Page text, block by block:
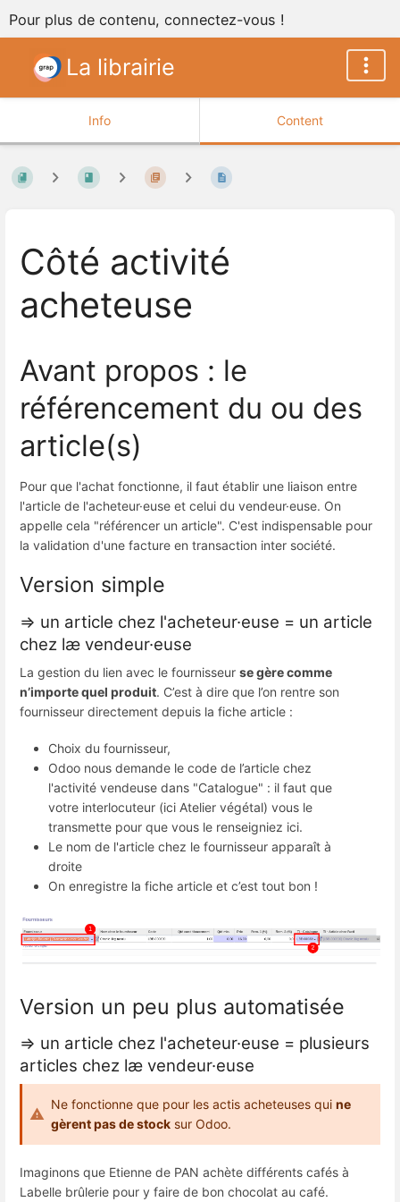
Pour plus de contenu, connectez-vous !
La librairie
Info Content
Côté activité
acheteuse
Avant propos : le
référencement du ou des
article(s)
Pour que l'achat fonctionne, il faut établir une liaison entre
l'article de l'acheteur·euse et celui du vendeur·euse. On
appelle cela "référencer un article". C'est indispensable pour
la validation d'une facture en transaction inter société.
Version simple
=> un article chez l'acheteur·euse = un article
chez læ vendeur·euse
La gestion du lien avec le fournisseur se gère comme
n’importe quel produit. C’est à dire que l’on rentre son
fournisseur directement depuis la fiche article :
Choix du fournisseur,
Odoo nous demande le code de l’article chez
l'activité vendeuse dans "Catalogue" : il faut que
votre interlocuteur (ici Atelier végétal) vous le
transmette pour que vous le renseigniez ici.
Le nom de l'article chez le fournisseur apparaît à
droite
On enregistre la fiche article et c’est tout bon !
Version un peu plus automatisée
=> un article chez l'acheteur·euse = plusieurs
articles chez læ vendeur·euse
Ne fonctionne que pour les actis acheteuses qui ne
gèrent pas de stock sur Odoo.
Imaginons que Etienne de PAN achète différents cafés à
Labelle brûlerie pour y faire de bon chocolat au café.